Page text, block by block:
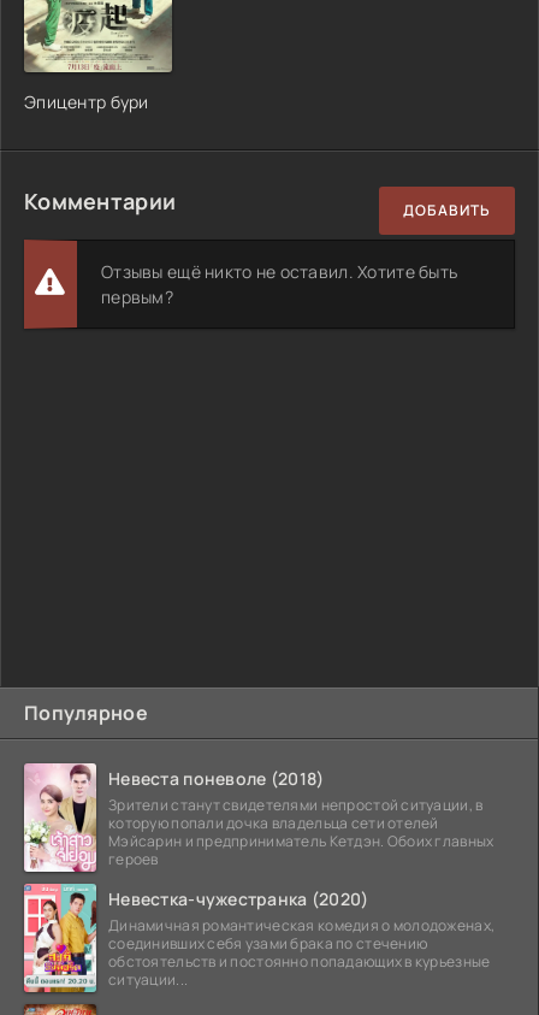
Популярное
Невеста поневоле (2018)
Зрители станут свидетелями непростой ситуации, в
которую попали дочка владельца сети отелей
Мэйсарин и предприниматель Кетдэн. Обоих главных
героев
Невестка-чужестранка (2020)
Динамичная романтическая комедия о молодоженах,
соединивших себя узами брака по стечению
обстоятельств и постоянно попадающих в курьезные
ситуации...
Эпицентр бури
Комментарии ДОБАВИТЬ
Отзывы ещё никто не оставил. Хотите быть
первым?